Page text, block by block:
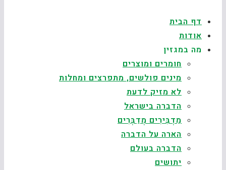
דף הבית
אודות
מה במגזין
חומרים ומוצרים
מינים פולשים, מתפרצים ומחלות
לא מזיק לדעת
הדברה בישראל
מַדְבִּירִים מְדַבְּרִים
הארה על הדברה
הדברה בעולם
יתושים